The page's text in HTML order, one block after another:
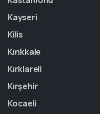
Kayseri
Kilis
Kırıkkale
Kırklareli
Kırşehir
Kocaeli